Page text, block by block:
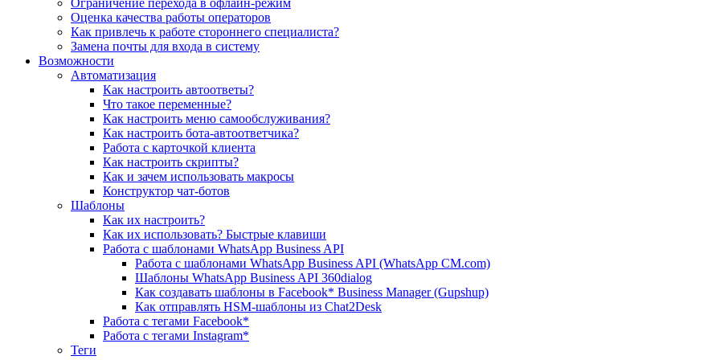
Ограничение перехода в офлайн-режим
Оценка качества работы операторов
Как привлечь к работе стороннего специалиста?
Замена почты для входа в систему
Возможности
Автоматизация
Как настроить автоответы?
Что такое переменные?
Как настроить меню самообслуживания?
Как настроить бота-автоответчика?
Работа с карточкой клиента
Как настроить скрипты?
Как и зачем использовать макросы
Конструктор чат-ботов
Шаблоны
Как их настроить?
Как их использовать? Быстрые клавиши
Работа с шаблонами WhatsApp Business API
Работа с шаблонами WhatsApp Business API (WhatsApp CM.com)
Шаблоны WhatsApp Business API 360dialog
Как создавать шаблоны в Facebook* Business Manager (Gupshup)
Как отправлять HSM-шаблоны из Chat2Desk
Работа с тегами Facebook*
Работа с тегами Instagram*
Теги